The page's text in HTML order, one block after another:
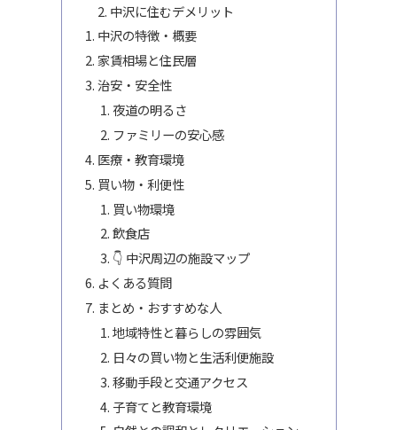
中沢に住むデメリット
中沢の特徴・概要
家賃相場と住民層
治安・安全性
夜道の明るさ
ファミリーの安心感
医療・教育環境
買い物・利便性
買い物環境
飲食店
👇 中沢周辺の施設マップ
よくある質問
まとめ・おすすめな人
地域特性と暮らしの雰囲気
日々の買い物と生活利便施設
移動手段と交通アクセス
子育てと教育環境